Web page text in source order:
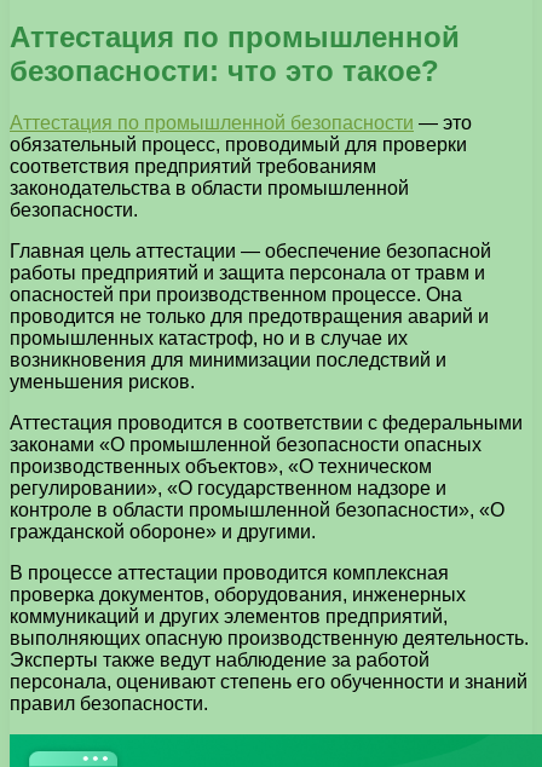
Аттестация по промышленной
безопасности: что это такое?
Аттестация по промышленной безопасности — это
обязательный процесс, проводимый для проверки
соответствия предприятий требованиям
законодательства в области промышленной
безопасности.
Главная цель аттестации — обеспечение безопасной
работы предприятий и защита персонала от травм и
опасностей при производственном процессе. Она
проводится не только для предотвращения аварий и
промышленных катастроф, но и в случае их
возникновения для минимизации последствий и
уменьшения рисков.
Аттестация проводится в соответствии с федеральными
законами «О промышленной безопасности опасных
производственных объектов», «О техническом
регулировании», «О государственном надзоре и
контроле в области промышленной безопасности», «О
гражданской обороне» и другими.
В процессе аттестации проводится комплексная
проверка документов, оборудования, инженерных
коммуникаций и других элементов предприятий,
выполняющих опасную производственную деятельность.
Эксперты также ведут наблюдение за работой
персонала, оценивают степень его обученности и знаний
правил безопасности.